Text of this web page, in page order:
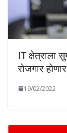
IT क्षेत्राला
रोजगार
19/02/2022